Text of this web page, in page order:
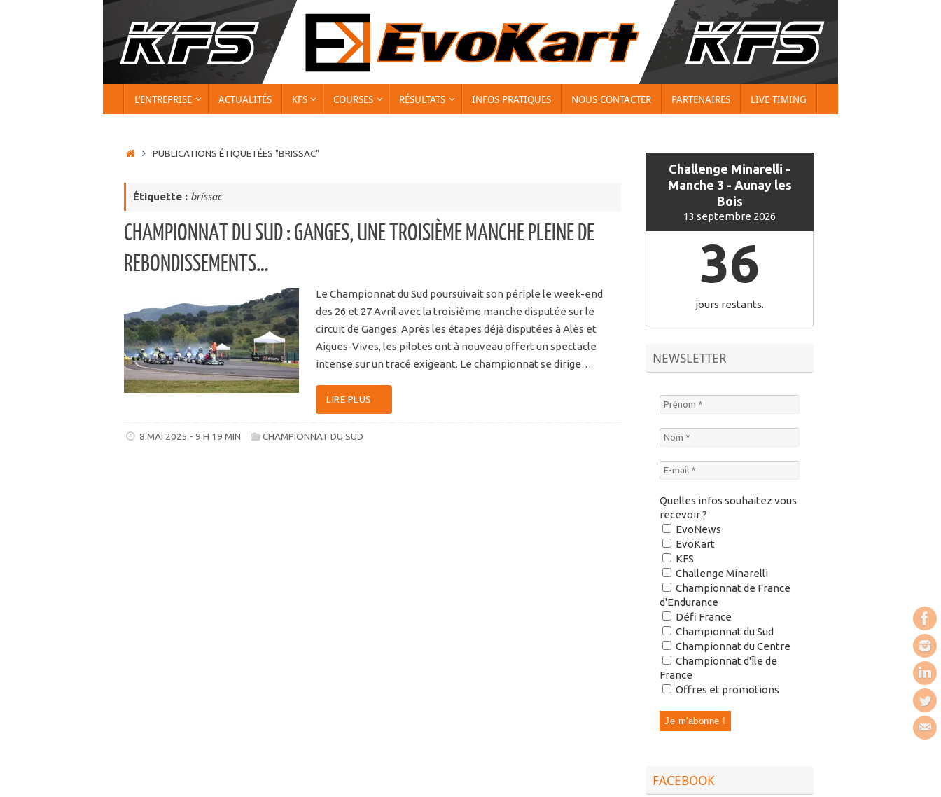
L’ENTREPRISE ACTUALITÉS KFS COURSES RÉSULTATS INFOS PRATIQUES NOUS CONTACTER PARTENAIRES LIVE TIMING
ACCUEIL
PUBLICATIONS ÉTIQUETÉES "BRISSAC"
Étiquette : brissac
CHAMPIONNAT DU SUD : GANGES, UNE TROISIÈME MANCHE PLEINE DE
REBONDISSEMENTS…
Le Championnat du Sud poursuivait son périple le week-end
des 26 et 27 Avril avec la troisième manche disputée sur le
circuit de Ganges. Après les étapes déjà disputées à Alès et
Aigues-Vives, les pilotes ont à nouveau offert un spectacle
intense sur un tracé exigeant. Le championnat se dirige…
LIRE PLUS
8 MAI 2025 - 9 H 19 MIN CHAMPIONNAT DU SUD
Challenge Minarelli -
Manche 3 - Aunay les
Bois
13 septembre 2026
36
jours restants.
NEWSLETTER
Quelles infos souhaitez vous
recevoir ?
EvoNews
EvoKart
KFS
Challenge Minarelli
Championnat de France
d'Endurance
Défi France
Championnat du Sud
Championnat du Centre
Championnat d'Île de
France
Offres et promotions
FACEBOOK